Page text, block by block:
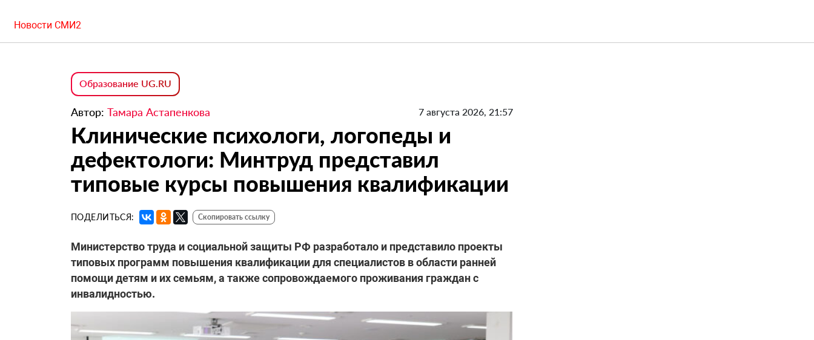
Новости СМИ2
Образование UG.RU
Автор: Тамара Астапенкова 7 августа 2026, 21:57
Клинические психологи, логопеды и
дефектологи: Минтруд представил
типовые курсы повышения квалификации
ПОДЕЛИТЬСЯ: Скопировать ссылку
Министерство труда и социальной защиты РФ разработало и представило проекты
типовых программ повышения квалификации для специалистов в области ранней
помощи детям и их семьям, а также сопровождаемого проживания граждан с
инвалидностью.